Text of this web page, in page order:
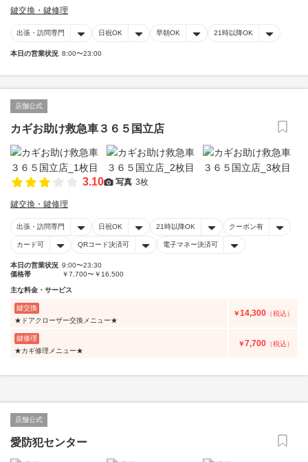
鍵交換・鍵修理
出張・訪問専門 日祝OK 早朝OK 21時以降OK
本日の営業状況 8:00〜23:00
店舗公式
カギお助け救急車３６５国立店
3.10 写真 3枚
鍵交換・鍵修理
出張・訪問専門 日祝OK 21時以降OK クーポン有
カード可 QRコード決済可 電子マネー決済可
本日の営業状況 9:00〜23:30
価格帯
￥7,700〜￥16,500
主な料金・サービス
鍵交換
★ドアクローザー交換メニュー★
￥14,300 （税込）
鍵修理
★カギ修理メニュー★
￥7,700 （税込）
店舗公式
愛防犯センター